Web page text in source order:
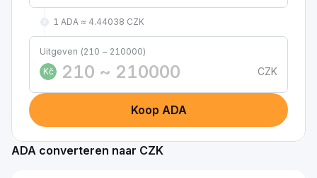
1 ADA ≈ 4.44038 CZK
Uitgeven (210 ~ 210000)
Kč
CZK
Koop ADA
ADA converteren naar CZK